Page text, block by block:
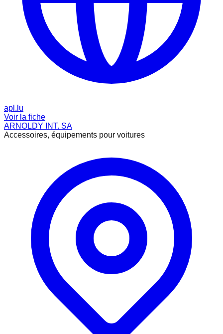
apl.lu
Voir la fiche
ARNOLDY INT. SA
Accessoires, équipements pour voitures